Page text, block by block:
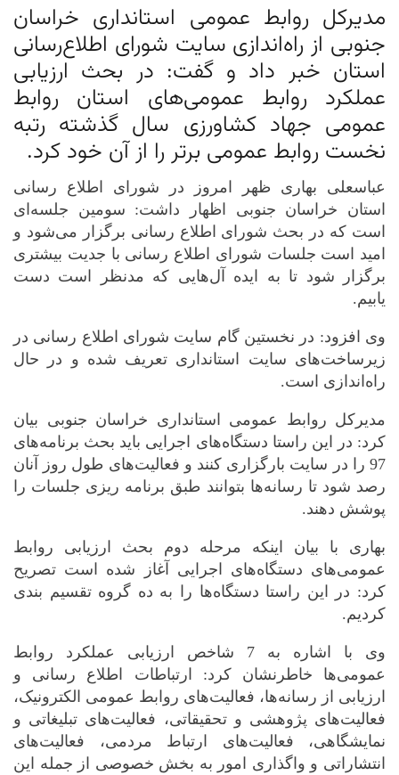
مدیرکل روابط عمومی استانداری خراسان
جنوبی از راه‌اندازی سایت شورای اطلاع‌رسانی
استان خبر داد و گفت: در بحث ارزیابی
عملکرد روابط عمومی‌های استان روابط
عمومی جهاد کشاورزی سال گذشته رتبه
نخست روابط عمومی برتر را از آن خود کرد.
عباسعلی بهاری ظهر امروز در شورای اطلاع رسانی
استان خراسان جنوبی اظهار داشت: سومین جلسه‌ای
است که در بحث شورای اطلاع رسانی برگزار می‌شود و
امید است جلسات شورای اطلاع رسانی با جدیت بیشتری
برگزار شود تا به ایده آل‌هایی که مدنظر است دست
یابیم.
وی افزود: در نخستین گام سایت شورای اطلاع رسانی در
زیرساخت‌های سایت استانداری تعریف شده و در حال
راه‌اندازی است.
مدیرکل روابط عمومی استانداری خراسان جنوبی بیان
کرد: در این راستا دستگاه‌های اجرایی باید بحث برنامه‌های
97 را در سایت بارگزاری کنند و فعالیت‌های طول روز آنان
رصد شود تا رسانه‌ها بتوانند طبق برنامه ریزی جلسات را
پوشش دهند.
بهاری با بیان اینکه مرحله دوم بحث ارزیابی روابط
عمومی‌های دستگاه‌های اجرایی آغاز شده است تصریح
کرد: در این راستا دستگاه‌ها را به ده گروه تقسیم بندی
کردیم.
وی با اشاره به 7 شاخص ارزیابی عملکرد روابط
عمومی‌ها خاطرنشان کرد: ارتباطات اطلاع رسانی و
ارزیابی از رسانه‌ها، فعالیت‌های روابط عمومی الکترونیک،
فعالیت‌های پژوهشی و تحقیقاتی، فعالیت‌های تبلیغاتی و
نمایشگاهی، فعالیت‌های ارتباط مردمی، فعالیت‌های
انتشاراتی و واگذاری امور به بخش خصوصی از جمله این